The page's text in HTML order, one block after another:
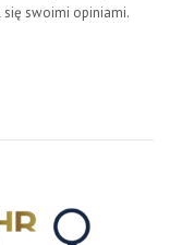
się swoimi opiniami.